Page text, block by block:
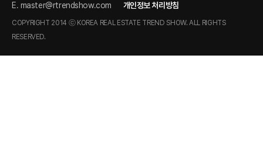
E. master@rtrendshow.com 개인정보 처리방침
COPYRIGHT 2014 ⓒ KOREA REAL ESTATE TREND SHOW. ALL RIGHTS
RESERVED.